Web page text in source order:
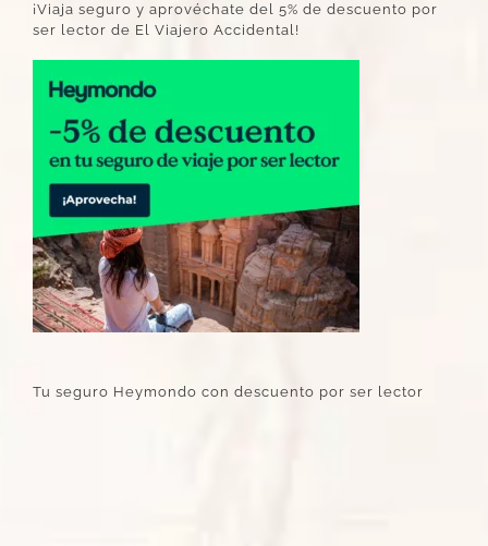
¡Viaja seguro y aprovéchate del 5% de descuento por
ser lector de El Viajero Accidental!
Tu seguro Heymondo con descuento por ser lector